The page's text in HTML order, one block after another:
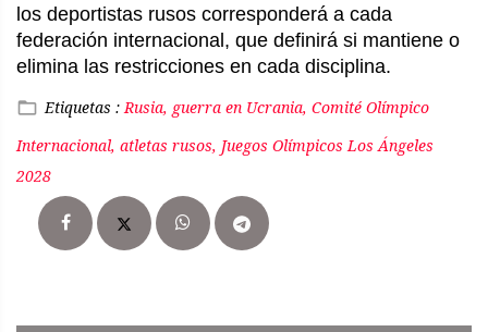
los deportistas rusos corresponderá a cada
federación internacional, que definirá si mantiene o
elimina las restricciones en cada disciplina.
Etiquetas : Rusia, guerra en Ucrania, Comité Olímpico
Internacional, atletas rusos, Juegos Olímpicos Los Ángeles
2028